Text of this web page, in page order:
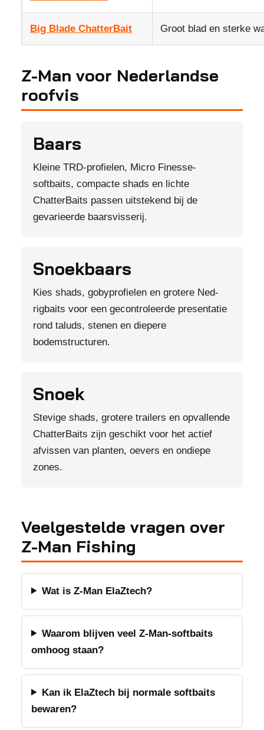
Big Blade ChatterBait Groot blad en sterke
Z-Man voor Nederlandse
roofvis
Baars
Kleine TRD-profielen, Micro Finesse-
softbaits, compacte shads en lichte
ChatterBaits passen uitstekend bij de
gevarieerde baarsvisserij.
Snoekbaars
Kies shads, gobyprofielen en grotere Ned-
rigbaits voor een gecontroleerde presentatie
rond taluds, stenen en diepere
bodemstructuren.
Snoek
Stevige shads, grotere trailers en opvallende
ChatterBaits zijn geschikt voor het actief
afvissen van planten, oevers en ondiepe
zones.
Veelgestelde vragen over
Z-Man Fishing
Wat is Z-Man ElaZtech?
Waarom blijven veel Z-Man-softbaits
omhoog staan?
Kan ik ElaZtech bij normale softbaits
bewaren?